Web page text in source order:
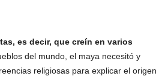
es decir, que creín en varios
del mundo, el maya necesitó y
religiosas para explicar el origen